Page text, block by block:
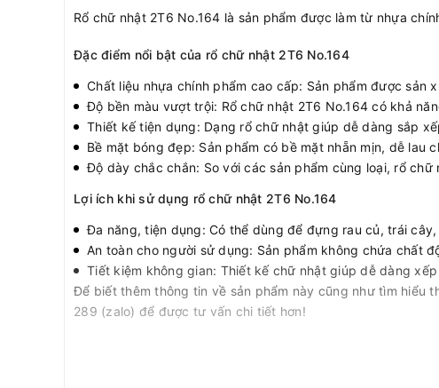
Rổ chữ nhật 2T6 No.164 là sản phẩm được làm từ nhựa
Đặc điểm nổi bật của rổ chữ nhật 2T6 No.164
Chất liệu nhựa chính phẩm cao cấp: Sản phẩm được
Độ bền màu vượt trội: Rổ chữ nhật 2T6 No.164 có khả
Thiết kế tiện dụng: Dạng rổ chữ nhật giúp dễ dàng sắp
Bề mặt bóng đẹp: Sản phẩm có bề mặt nhẵn mịn, dễ lau
Độ dày chắc chắn: So với các sản phẩm cùng loại, rổ
Lợi ích khi sử dụng rổ chữ nhật 2T6 No.164
Đa năng, tiện dụng: Có thể dùng để đựng rau củ, trái
An toàn cho người sử dụng: Sản phẩm không chứa chất
Tiết kiệm không gian: Thiết kế chữ nhật giúp dễ dàng
Để biết thêm thông tin về sản phẩm này cũng như tìm hiểu
289 (zalo) để được tư vấn chi tiết hơn!